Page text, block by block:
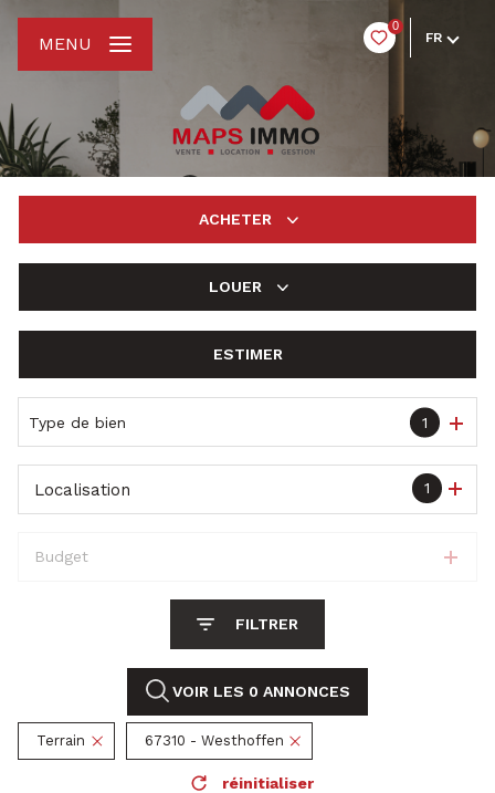
0
FR
MENU
ACHETER
LOUER
De l'immo pro
ESTIMER
Type de bien 1
1
Localisation
Budget
FILTRER
VOIR LES 0 ANNONCES
Terrain 67310 - Westhoffen
réinitialiser